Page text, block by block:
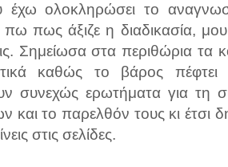
ολοκληρώσει το
πως άξιζε η διαδικασία, μου
Σημείωσα στα περιθώρια τα
καθώς το βάρος
συνεχώς ερωτήματα για τη
και το παρελθόν τους κι έτσι
στις σελίδες.